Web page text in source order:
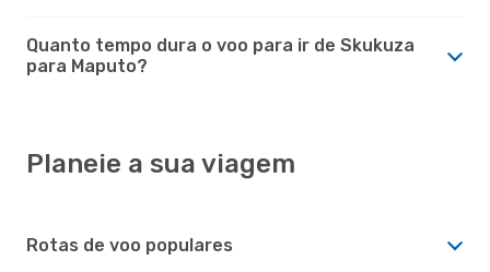
Quanto tempo dura o voo para ir de Skukuza
para Maputo?
Planeie a sua viagem
Rotas de voo populares